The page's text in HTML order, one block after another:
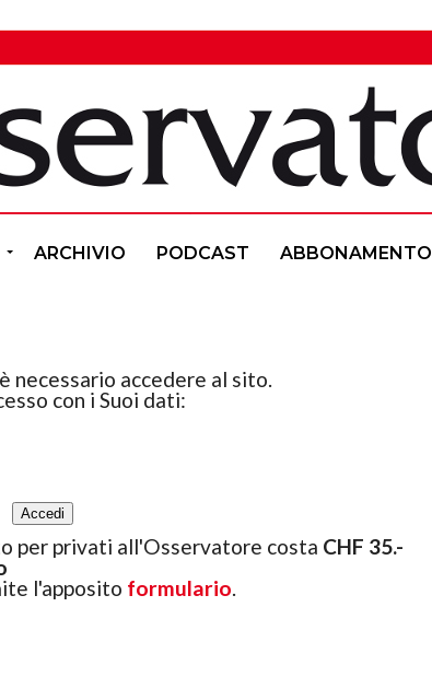
ARCHIVIO PODCAST ABBONAMENTO
accedere al sito.
con i Suoi dati:
per privati all'Osservatore costa CHF 35.-
l'apposito formulario.